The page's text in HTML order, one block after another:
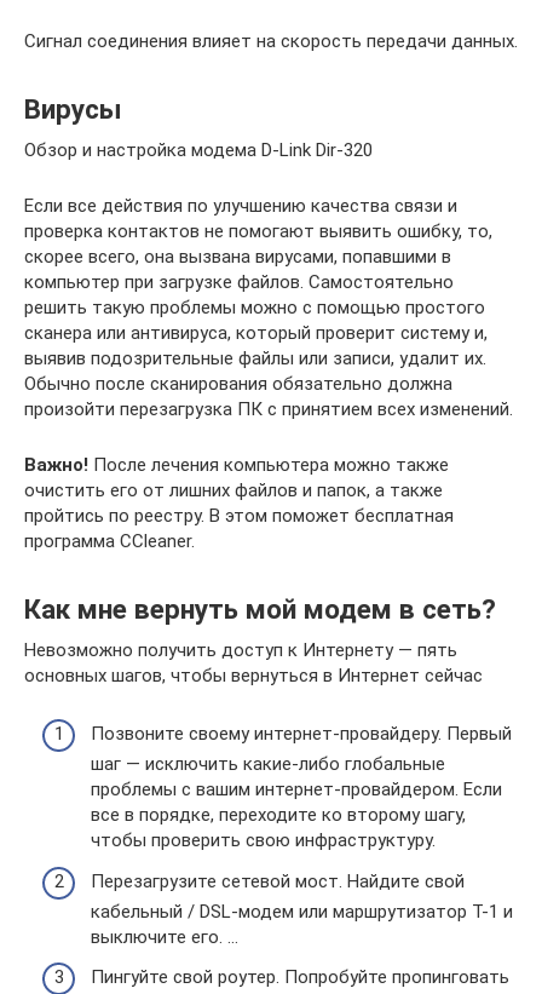
Сигнал соединения влияет на скорость передачи данных.
Вирусы
Обзор и настройка модема D-Link Dir-320
Если все действия по улучшению качества связи и
проверка контактов не помогают выявить ошибку, то,
скорее всего, она вызвана вирусами, попавшими в
компьютер при загрузке файлов. Самостоятельно
решить такую проблемы можно с помощью простого
сканера или антивируса, который проверит систему и,
выявив подозрительные файлы или записи, удалит их.
Обычно после сканирования обязательно должна
произойти перезагрузка ПК с принятием всех изменений.
Важно! После лечения компьютера можно также
очистить его от лишних файлов и папок, а также
пройтись по реестру. В этом поможет бесплатная
программа CCleaner.
Как мне вернуть мой модем в сеть?
Невозможно получить доступ к Интернету — пять
основных шагов, чтобы вернуться в Интернет сейчас
Позвоните своему интернет-провайдеру. Первый
шаг — исключить какие-либо глобальные
проблемы с вашим интернет-провайдером. Если
все в порядке, переходите ко второму шагу,
чтобы проверить свою инфраструктуру.
Перезагрузите сетевой мост. Найдите свой
кабельный / DSL-модем или маршрутизатор T-1 и
выключите его. …
Пингуйте свой роутер. Попробуйте пропинговать